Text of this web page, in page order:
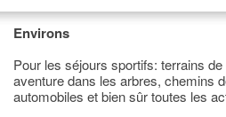
Environs
Pour les séjours sportifs: terrains
aventure dans les arbres, chemins
automobiles et bien sûr toutes les